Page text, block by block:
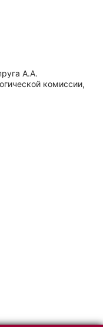
А.А.
комиссии,